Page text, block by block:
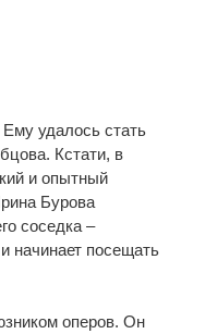
удалось стать
Кстати, в
и опытный
Бурова
соседка –
начинает посещать
оперов. Он